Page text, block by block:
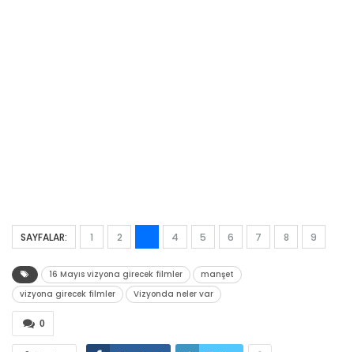
SAYFALAR: 1 2 4 5 6 7 8 9
16 Mayıs vizyona girecek filmler
manşet
vizyona girecek filmler
Vizyonda neler var
0